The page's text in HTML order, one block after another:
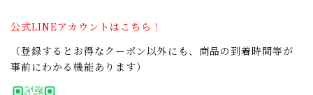
公式LINEアカウントはこちら！
（登録するとお得なクーポン以外にも、商品の到着時間等が
事前にわかる機能あります）